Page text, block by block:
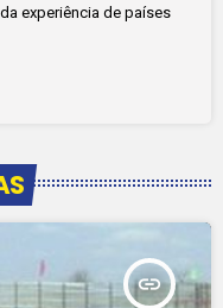
experiência de países
insert_link